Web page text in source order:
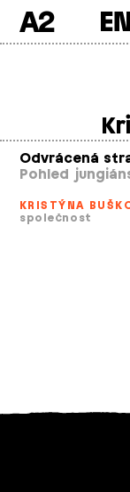
A2
Odvrácená
Pohled
KRISTÝNA
společnost